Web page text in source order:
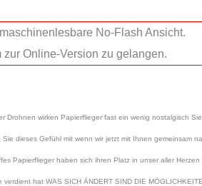
Drohnen wirken Papierflieger fast ein wenig nostalgisch
dieses Gefühl mit wenn wir jetzt mit Ihnen gemeinsam
Papierflieger haben sich ihren Platz in unser aller
hat WAS SICH ÄNDERT SIND DIE
No-Flash Ansicht.
zur Online-Version zu gelangen.